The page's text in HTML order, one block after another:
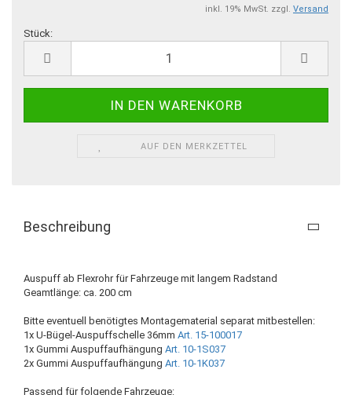
inkl. 19% MwSt. zzgl. Versand
Stück:
AUF DEN MERKZETTEL
Beschreibung
Auspuff ab Flexrohr für Fahrzeuge mit langem Radstand
Geamtlänge: ca. 200 cm
Bitte eventuell benötigtes Montagematerial separat mitbestellen:
1x U-Bügel-Auspuffschelle 36mm Art. 15-100017
1x Gummi Auspuffaufhängung Art. 10-1S037
2x Gummi Auspuffaufhängung Art. 10-1K037
Passend für folgende Fahrzeuge: